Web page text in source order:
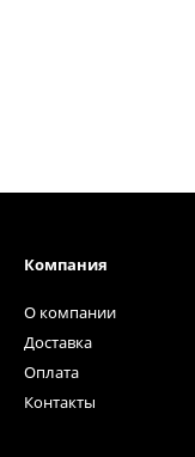
Компания
О компании
Доставка
Оплата
Контакты